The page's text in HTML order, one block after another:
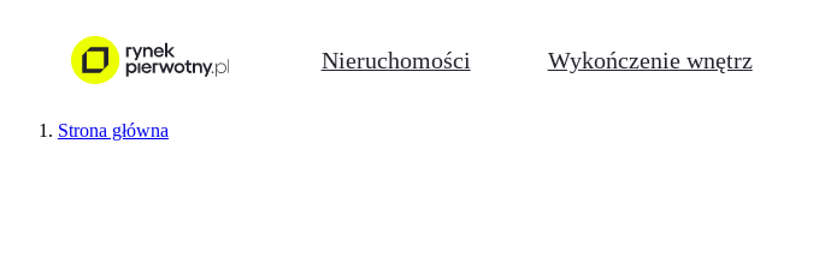
Nieruchomości Wykończenie wnętrz
Strona główna